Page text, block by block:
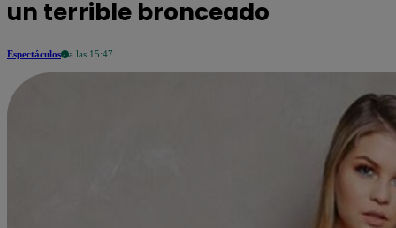
un terrible bronceado
Espectáculos a las 15:47